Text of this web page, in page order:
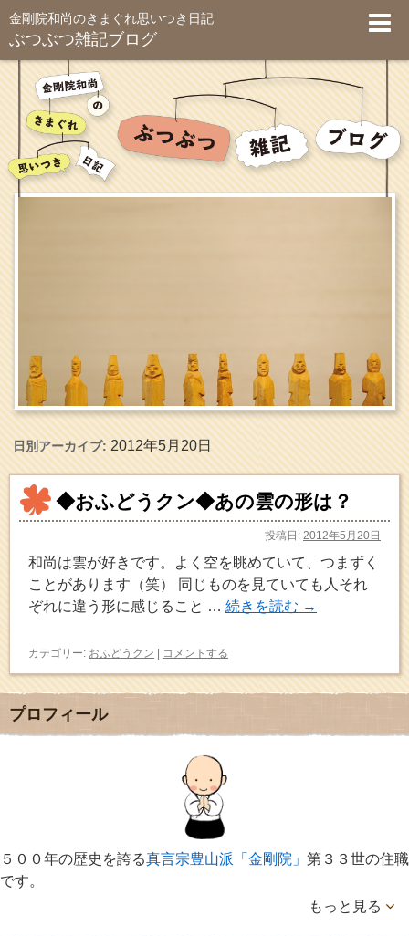
金剛院和尚のきまぐれ思いつき日記
ぶつぶつ雑記ブログ
日別アーカイブ:2012年5月20日
◆おふどうクン◆あの雲の形は？
投稿日: 2012年5月20日
和尚は雲が好きです。よく空を眺めていて、つまずく
ことがあります（笑） 同じものを見ていても人それ
ぞれに違う形に感じること … 続きを読む →
カテゴリー: おふどうクン | コメントする
プロフィール
５００年の歴史を誇る真言宗豊山派「金剛院」 第３３世の住職
です。
もっと見る